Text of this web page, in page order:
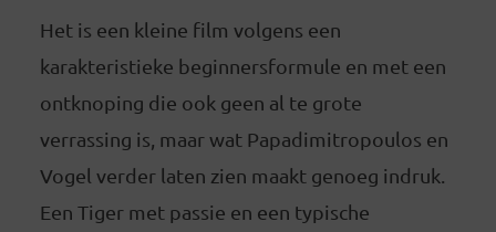
Het is een kleine film volgens een
karakteristieke beginnersformule en met een
ontknoping die ook geen al te grote
verrassing is, maar wat Papadimitropoulos en
Vogel verder laten zien maakt genoeg indruk.
Een Tiger met passie en een typische